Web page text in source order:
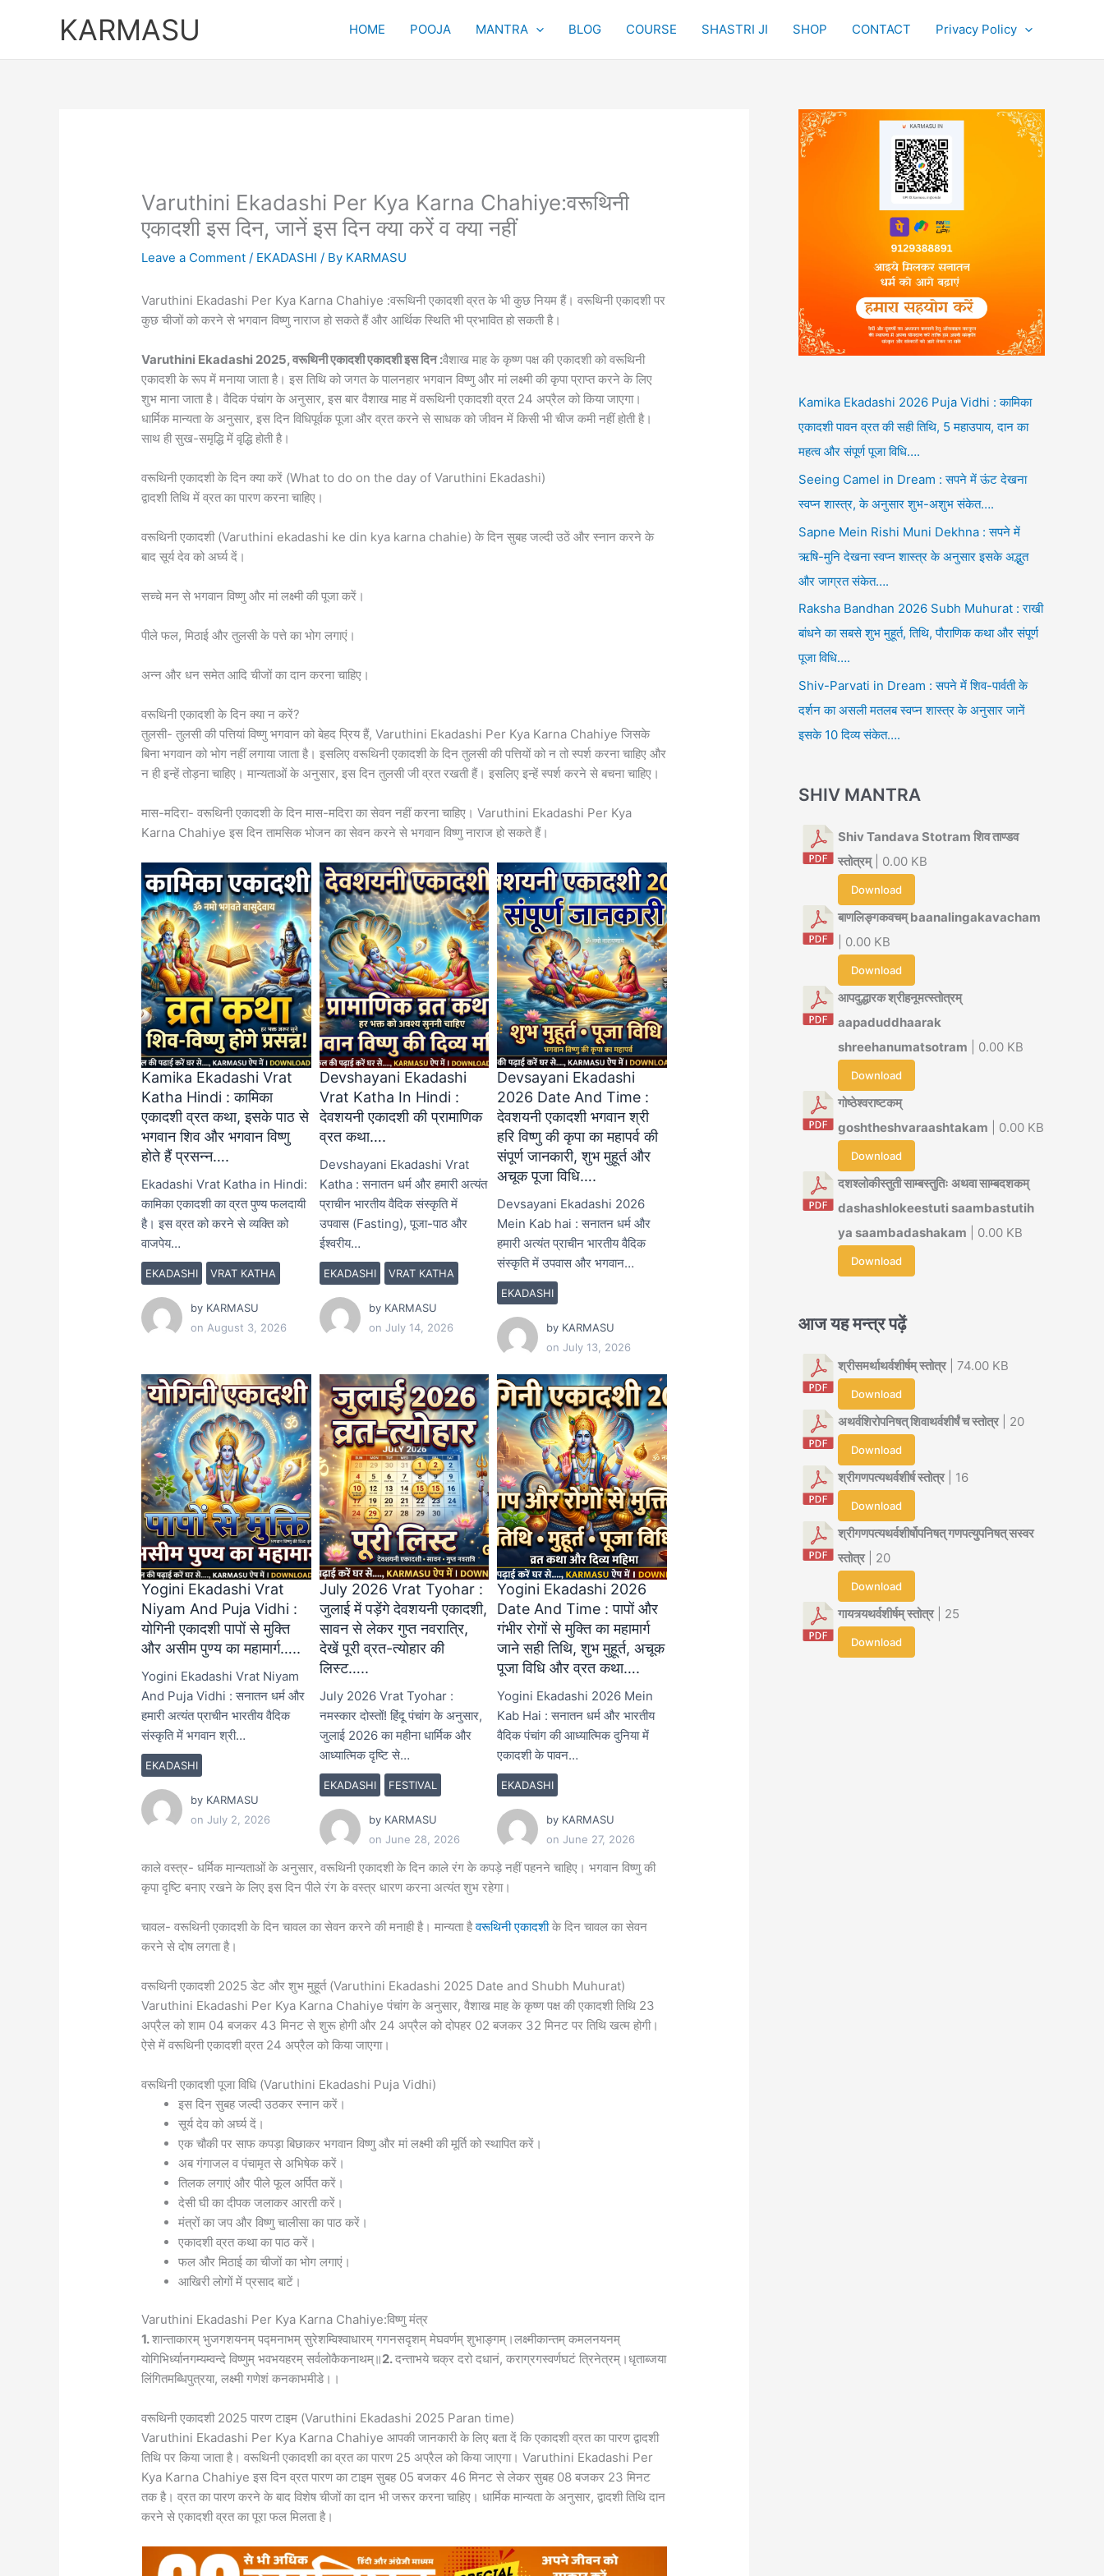
KARMASU HOME POOJA MANTRA BLOG COURSE SHASTRI JI SHOP CONTACT Privacy Policy
Varuthini Ekadashi Per Kya Karna Chahiye:वरूथिनी
एकादशी इस दिन, जानें इस दिन क्या करें व क्या नहीं
Leave a Comment / EKADASHI / By KARMASU
Varuthini Ekadashi Per Kya Karna Chahiye :वरूथिनी एकादशी व्रत के भी कुछ नियम हैं। वरूथिनी एकादशी पर
कुछ चीजों को करने से भगवान विष्णु नाराज हो सकते हैं और आर्थिक स्थिति भी प्रभावित हो सकती है।
Varuthini Ekadashi 2025, वरूथिनी एकादशी एकादशी इस दिन :वैशाख माह के कृष्ण पक्ष की एकादशी को वरूथिनी
एकादशी के रूप में मनाया जाता है। इस तिथि को जगत के पालनहार भगवान विष्णु और मां लक्ष्मी की कृपा प्राप्त करने के लिए
शुभ माना जाता है। वैदिक पंचांग के अनुसार, इस बार वैशाख माह में वरूथिनी एकादशी व्रत 24 अप्रैल को किया जाएगा।
धार्मिक मान्यता के अनुसार, इस दिन विधिपूर्वक पूजा और व्रत करने से साधक को जीवन में किसी भी चीज कमी नहीं होती है।
साथ ही सुख-समृद्धि में वृद्धि होती है।
वरूथिनी एकादशी के दिन क्या करें (What to do on the day of Varuthini Ekadashi)
द्वादशी तिथि में व्रत का पारण करना चाहिए।
वरूथिनी एकादशी (Varuthini ekadashi ke din kya karna chahie) के दिन सुबह जल्दी उठें और स्नान करने के
बाद सूर्य देव को अर्घ्य दें।
सच्चे मन से भगवान विष्णु और मां लक्ष्मी की पूजा करें।
पीले फल, मिठाई और तुलसी के पत्ते का भोग लगाएं।
अन्न और धन समेत आदि चीजों का दान करना चाहिए।
वरूथिनी एकादशी के दिन क्या न करें?
तुलसी- तुलसी की पत्तियां विष्णु भगवान को बेहद प्रिय हैं, Varuthini Ekadashi Per Kya Karna Chahiye जिसके
बिना भगवान को भोग नहीं लगाया जाता है। इसलिए वरूथिनी एकादशी के दिन तुलसी की पत्तियों को न तो स्पर्श करना चाहिए और
न ही इन्हें तोड़ना चाहिए। मान्यताओं के अनुसार, इस दिन तुलसी जी व्रत रखती हैं। इसलिए इन्हें स्पर्श करने से बचना चाहिए।
मास-मदिरा- वरूथिनी एकादशी के दिन मास-मदिरा का सेवन नहीं करना चाहिए। Varuthini Ekadashi Per Kya
Karna Chahiye इस दिन तामसिक भोजन का सेवन करने से भगवान विष्णु नाराज हो सकते हैं।
Kamika Ekadashi Vrat
Katha Hindi : कामिका
एकादशी व्रत कथा, इसके पाठ से
भगवान शिव और भगवान विष्णु
होते हैं प्रसन्न….
EKADASHI VRAT KATHA
Ekadashi Vrat Katha in Hindi:
कामिका एकादशी का व्रत पुण्य फलदायी
है। इस व्रत को करने से व्यक्ति को
वाजपेय…
by KARMASU
on August 3, 2026
Devshayani Ekadashi
Vrat Katha In Hindi :
देवशयनी एकादशी की प्रामाणिक
व्रत कथा….
EKADASHI VRAT KATHA
Devshayani Ekadashi Vrat
Katha : सनातन धर्म और हमारी अत्यंत
प्राचीन भारतीय वैदिक संस्कृति में
उपवास (Fasting), पूजा-पाठ और
ईश्वरीय…
by KARMASU
on July 14, 2026
Devsayani Ekadashi
2026 Date And Time :
देवशयनी एकादशी भगवान श्री
हरि विष्णु की कृपा का महापर्व की
संपूर्ण जानकारी, शुभ मुहूर्त और
अचूक पूजा विधि….
EKADASHI
Devsayani Ekadashi 2026
Mein Kab hai : सनातन धर्म और
हमारी अत्यंत प्राचीन भारतीय वैदिक
संस्कृति में उपवास और भगवान…
by KARMASU
onJuly 13, 2026
Yogini Ekadashi Vrat
Niyam And Puja Vidhi :
योगिनी एकादशी पापों से मुक्ति
और असीम पुण्य का महामार्ग…..
EKADASHI
Yogini Ekadashi Vrat Niyam
And Puja Vidhi : सनातन धर्म और
हमारी अत्यंत प्राचीन भारतीय वैदिक
संस्कृति में भगवान श्री…
by KARMASU
onJuly 2, 2026
July 2026 Vrat Tyohar :
जुलाई में पड़ेंगे देवशयनी एकादशी,
सावन से लेकर गुप्त नवरात्रि,
देखें पूरी व्रत-त्योहार की
लिस्ट…..
EKADASHI FESTIVAL
July 2026 Vrat Tyohar :
नमस्कार दोस्तों! हिंदू पंचांग के अनुसार,
जुलाई 2026 का महीना धार्मिक और
आध्यात्मिक दृष्टि से…
by KARMASU
on June 28, 2026
Yogini Ekadashi 2026
Date And Time : पापों और
गंभीर रोगों से मुक्ति का महामार्ग
जाने सही तिथि, शुभ मुहूर्त, अचूक
पूजा विधि और व्रत कथा….
EKADASHI
Yogini Ekadashi 2026 Mein
Kab Hai : सनातन धर्म और भारतीय
वैदिक पंचांग की आध्यात्मिक दुनिया में
एकादशी के पावन…
by KARMASU
onJune 27, 2026
काले वस्त्र- धर्मिक मान्यताओं के अनुसार, वरूथिनी एकादशी के दिन काले रंग के कपड़े नहीं पहनने चाहिए। भगवान विष्णु की
कृपा दृष्टि बनाए रखने के लिए इस दिन पीले रंग के वस्त्र धारण करना अत्यंत शुभ रहेगा।
चावल- वरूथिनी एकादशी के दिन चावल का सेवन करने की मनाही है। मान्यता हैवरूथिनी एकादशीके दिन चावल का सेवन
करने से दोष लगता है।
वरूथिनी एकादशी 2025 डेट और शुभ मुहूर्त (Varuthini Ekadashi 2025 Date and Shubh Muhurat)
Varuthini Ekadashi Per Kya Karna Chahiye पंचांग के अनुसार, वैशाख माह के कृष्ण पक्ष की एकादशी तिथि 23
अप्रैल को शाम 04 बजकर 43 मिनट से शुरू होगी और 24 अप्रैल को दोपहर 02 बजकर 32 मिनट पर तिथि खत्म होगी।
ऐसे में वरूथिनी एकादशी व्रत 24 अप्रैल को किया जाएगा।
वरूथिनी एकादशी पूजा विधि (Varuthini Ekadashi Puja Vidhi)
इस दिन सुबह जल्दी उठकर स्नान करें।
सूर्य देव को अर्घ्य दें।
एक चौकी पर साफ कपड़ा बिछाकर भगवान विष्णु और मां लक्ष्मी की मूर्ति को स्थापित करें।
अब गंगाजल व पंचामृत से अभिषेक करें।
तिलक लगाएं और पीले फूल अर्पित करें।
देसी घी का दीपक जलाकर आरती करें।
मंत्रों का जप और विष्णु चालीसा का पाठ करें।
एकादशी व्रत कथा का पाठ करें।
फल और मिठाई का चीजों का भोग लगाएं।
आखिरी लोगों में प्रसाद बाटें।
Varuthini Ekadashi Per Kya Karna Chahiye:विष्णु मंत्र
1.शान्ताकारम् भुजगशयनम् पद्मनाभम् सुरेशम्विश्वाधारम् गगनसदृशम् मेघवर्णम् शुभाङ्गम्।लक्ष्मीकान्तम् कमलनयनम्
योगिभिर्ध्यानगम्यम्वन्दे विष्णुम् भवभयहरम् सर्वलोकैकनाथम्॥2.दन्ताभये चक्र दरो दधानं, कराग्रगस्वर्णघटं त्रिनेत्रम्।धृताब्जया
लिंगितमब्धिपुत्रया, लक्ष्मी गणेशं कनकाभमीडे।।
वरूथिनी एकादशी 2025 पारण टाइम (Varuthini Ekadashi 2025 Paran time)
Varuthini Ekadashi Per Kya Karna Chahiye आपकी जानकारी के लिए बता दें कि एकादशी व्रत का पारण द्वादशी
तिथि पर किया जाता है। वरूथिनी एकादशी का व्रत का पारण 25 अप्रैल को किया जाएगा। Varuthini Ekadashi Per
Kya Karna Chahiye इस दिन व्रत पारण का टाइम सुबह 05 बजकर 46 मिनट से लेकर सुबह 08 बजकर 23 मिनट
तक है। व्रत का पारण करने के बाद विशेष चीजों का दान भी जरूर करना चाहिए। धार्मिक मान्यता के अनुसार, द्वादशी तिथि दान
करने से एकादशी व्रत का पूरा फल मिलता है।
Kamika Ekadashi 2026 Puja Vidhi : कामिका
एकादशी पावन व्रत की सही तिथि, 5 महाउपाय, दान का
महत्व और संपूर्ण पूजा विधि….
Seeing Camel in Dream : सपने में ऊंट देखना
स्वप्न शास्त्र, के अनुसार शुभ-अशुभ संकेत….
Sapne Mein Rishi Muni Dekhna : सपने में
ऋषि-मुनि देखना स्वप्न शास्त्र के अनुसार इसके अद्भुत
और जाग्रत संकेत….
Raksha Bandhan 2026 Subh Muhurat : राखी
बांधने का सबसे शुभ मुहूर्त, तिथि, पौराणिक कथा और संपूर्ण
पूजा विधि….
Shiv-Parvati in Dream : सपने में शिव-पार्वती के
दर्शन का असली मतलब स्वप्न शास्त्र के अनुसार जानें
इसके 10 दिव्य संकेत….
SHIV MANTRA
Shiv Tandava Stotram शिव ताण्डव
स्तोत्रम्| 0.00 KB
Download
बाणलिङ्गकवचम् baanalingakavacham
| 0.00 KB
Download
आपदुद्धारक श्रीहनूमत्स्तोत्रम्
aapaduddhaarak
shreehanumatsotram | 0.00 KB
Download
गोष्ठेश्वराष्टकम्
goshtheshvaraashtakam | 0.00 KB
Download
दशश्लोकीस्तुती साम्बस्तुतिः अथवा साम्बदशकम्
dashashlokeestuti saambastutih
ya saambadashakam | 0.00 KB
Download
आज यह मन्त्र पढ़ें
श्रीसमर्थाथर्वशीर्षम् स्तोत्र| 74.00 KB
Download
अथर्वशिरोपनिषत् शिवाथर्वशीर्षं च स्तोत्र| 20
Download
श्रीगणपत्यथर्वशीर्ष स्तोत्र| 16
Download
श्रीगणपत्यथर्वशीर्षोपनिषत् गणपत्युपनिषत् सस्वर
स्तोत्र| 20
Download
गायत्र्यथर्वशीर्षम् स्तोत्र| 25
Download